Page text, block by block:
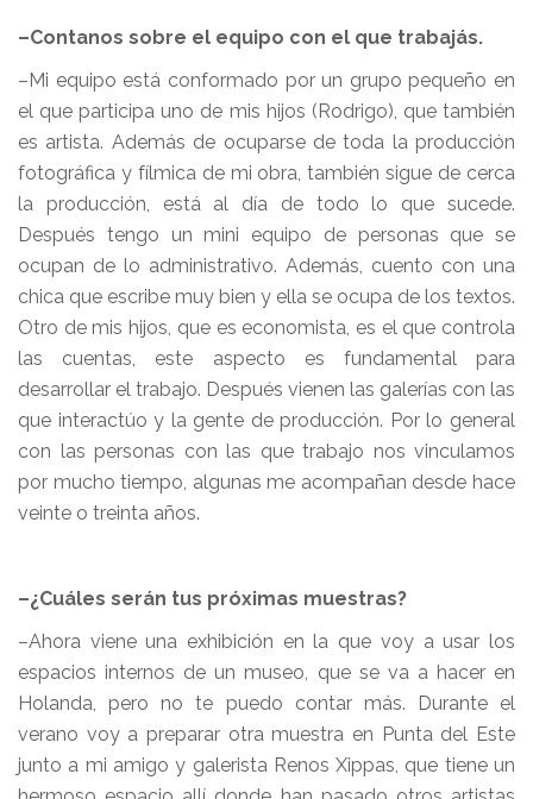
–Contanos sobre el equipo con el que trabajás.
–Mi equipo está conformado por un grupo pequeño en
el que participa uno de mis hijos (Rodrigo), que también
es artista. Además de ocuparse de toda la producción
fotográfica y fílmica de mi obra, también sigue de cerca
la producción, está al día de todo lo que sucede.
Después tengo un mini equipo de personas que se
ocupan de lo administrativo. Además, cuento con una
chica que escribe muy bien y ella se ocupa de los textos.
Otro de mis hijos, que es economista, es el que controla
las cuentas, este aspecto es fundamental para
desarrollar el trabajo. Después vienen las galerías con las
que interactúo y la gente de producción. Por lo general
con las personas con las que trabajo nos vinculamos
por mucho tiempo, algunas me acompañan desde hace
veinte o treinta años.
–¿Cuáles serán tus próximas muestras?
–Ahora viene una exhibición en la que voy a usar los
espacios internos de un museo, que se va a hacer en
Holanda, pero no te puedo contar más. Durante el
verano voy a preparar otra muestra en Punta del Este
junto a mi amigo y galerista Renos Xippas, que tiene un